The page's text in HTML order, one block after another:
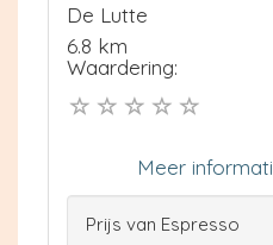
De Lutte
6.8 km
Waardering:
Meer
Prijs van Espresso